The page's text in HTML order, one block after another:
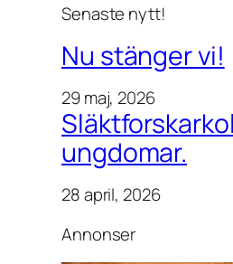
Senaste nytt!
Nu stänger vi!
29 maj, 2026
ungdomar.
28 april, 2026
Annonser